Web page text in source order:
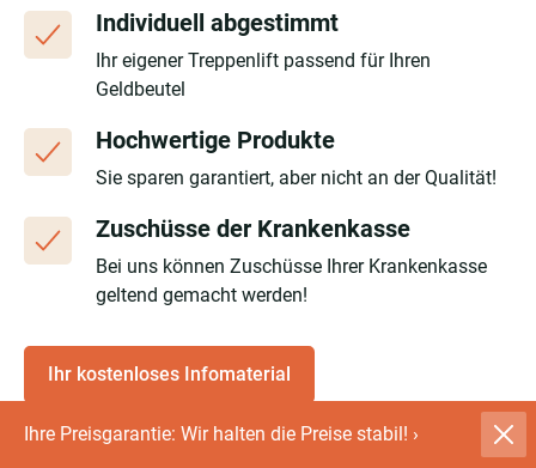
Ihre Preisgarantie: Wir halten die Preise stabil! ›
Individuell abgestimmt
Ihr eigener Treppenlift passend für Ihren
Geldbeutel
Hochwertige Produkte
Sie sparen garantiert, aber nicht an der Qualität!
Zuschüsse der Krankenkasse
Bei uns können Zuschüsse Ihrer Krankenkasse
geltend gemacht werden!
Ihr kostenloses Infomaterial